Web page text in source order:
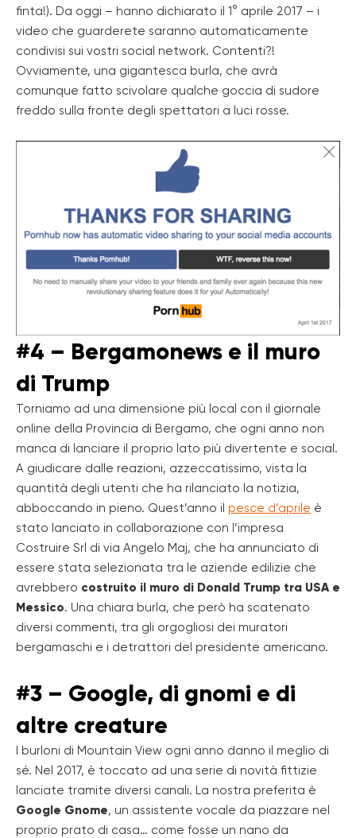
finta!). Da oggi – hanno dichiarato il 1° aprile 2017 – i
video che guarderete saranno automaticamente
condivisi sui vostri social network. Contenti?!
Ovviamente, una gigantesca burla, che avrà
comunque fatto scivolare qualche goccia di sudore
freddo sulla fronte degli spettatori a luci rosse.
#4 – Bergamonews e il muro
di Trump
Torniamo ad una dimensione più local con il giornale
online della Provincia di Bergamo, che ogni anno non
manca di lanciare il proprio lato più divertente e social.
A giudicare dalle reazioni, azzeccatissimo, vista la
quantità degli utenti che ha rilanciato la notizia,
abboccando in pieno. Quest’anno il pesce d’aprile è
stato lanciato in collaborazione con l’impresa
Costruire Srl di via Angelo Maj, che ha annunciato di
essere stata selezionata tra le aziende edilizie che
avrebbero costruito il muro di Donald Trump tra USA e
Messico. Una chiara burla, che però ha scatenato
diversi commenti, tra gli orgogliosi dei muratori
bergamaschi e i detrattori del presidente americano.
#3 – Google, di gnomi e di
altre creature
I burloni di Mountain View ogni anno danno il meglio di
sé. Nel 2017, è toccato ad una serie di novità fittizie
lanciate tramite diversi canali. La nostra preferita è
Google Gnome, un assistente vocale da piazzare nel
proprio prato di casa… come fosse un nano da